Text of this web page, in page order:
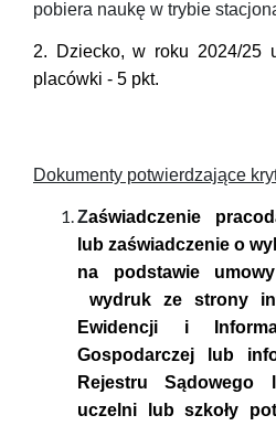
pobiera naukę w trybie
2. Dziecko, w roku 2024/25
placówki - 5 pkt.
Dokumenty potwierdzające
Zaświadczenie
lub zaświadczenie o
na podstawie
wydruk ze strony
Ewidencji i
Gospodarczej lub
Rejestru Sądowego
uczelni lub szkoły